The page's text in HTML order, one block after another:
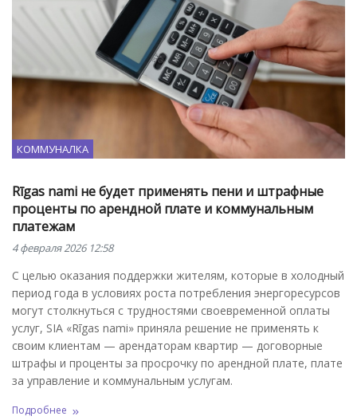
КОММУНАЛКА
Rīgas nami не будет применять пени и штрафные
проценты по арендной плате и коммунальным
платежам
4 февраля 2026 12:58
С целью оказания поддержки жителям, которые в холодный
период года в условиях роста потребления энергоресурсов
могут столкнуться с трудностями своевременной оплаты
услуг, SIA «Rīgas nami» приняла решение не применять к
своим клиентам — арендаторам квартир — договорные
штрафы и проценты за просрочку по арендной плате, плате
за управление и коммунальным услугам.
Подробнее